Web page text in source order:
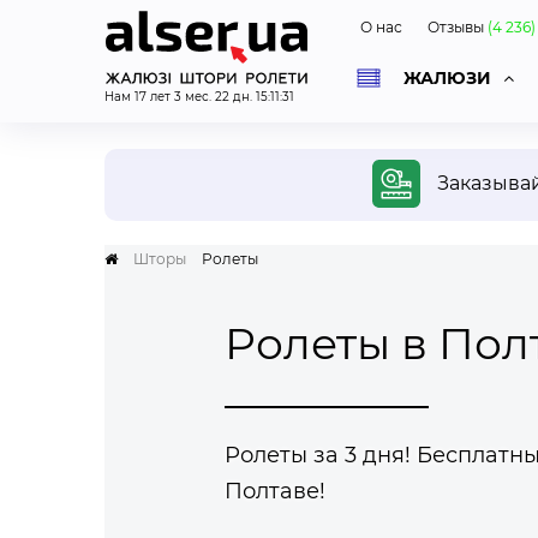
Нам 17 лет 3 мес. 22 дн. 15:11:32
О нас Отзывы (4 236)
ЖАЛЮЗИ
Шторы Ролеты
Ролеты в
Ролеты за 3 дня!
Полтаве!
и